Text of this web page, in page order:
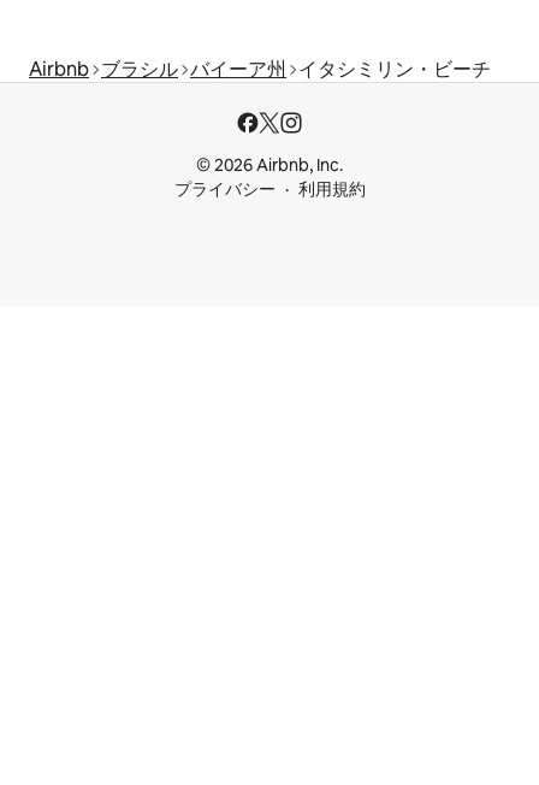
Airbnb ブラシル バイーア州 イタシミリン・ビーチ
© 2026 Airbnb, Inc.
プライバシー
利用規約